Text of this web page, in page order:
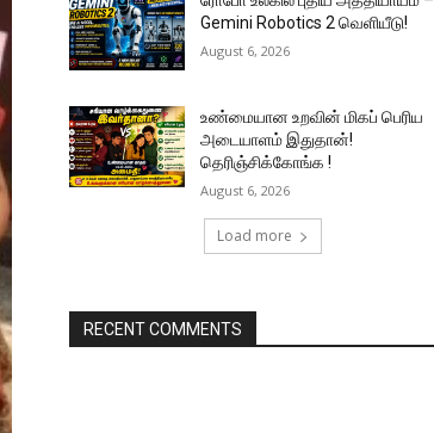
Gemini Robotics 2 வெளியீடு!
August 6, 2026
உண்மையான உறவின் மிகப் பெரிய
அடையாளம் இதுதான்!
தெரிஞ்சிக்கோங்க !
August 6, 2026
Load more
RECENT COMMENTS